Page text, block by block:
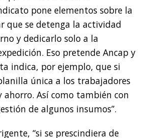
pone elementos sobre la
que se detenga la actividad
y dedicarlo solo a la
Eso pretende Ancap y
indica, por ejemplo, que si
única a los trabajadores
Así como también con
de algunos insumos”.
“si se prescindiera de